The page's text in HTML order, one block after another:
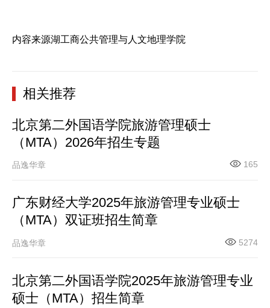
内容来源湖工商公共管理与人文地理学院
相关推荐
北京第二外国语学院旅游管理硕士
（MTA）2026年招生专题
品逸华章 165
广东财经大学2025年旅游管理专业硕士
（MTA）双证班招生简章
品逸华章 5274
北京第二外国语学院2025年旅游管理专业
硕士（MTA）招生简章